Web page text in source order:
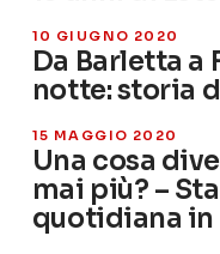
10 GIUGNO 2020
Da Barletta a
notte: storia
15 MAGGIO 2020
Una cosa
mai più? –
quotidiana in